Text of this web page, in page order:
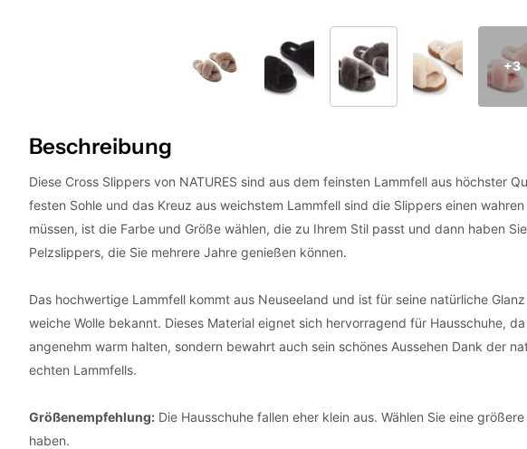
+3
Beschreibung
Diese Cross Slippers von NATURES sind aus dem feinsten Lammfell aus höchster
festen Sohle und das Kreuz aus weichstem Lammfell sind die Slippers einen wahren
müssen, ist die Farbe und Größe wählen, die zu Ihrem Stil passt und dann haben
Pelzslippers, die Sie mehrere Jahre genießen können.
Das hochwertige Lammfell kommt aus Neuseeland und ist für seine natürliche
weiche Wolle bekannt. Dieses Material eignet sich hervorragend für Hausschuhe,
angenehm warm halten, sondern bewahrt auch sein schönes Aussehen Dank der
echten Lammfells.
Größenempfehlung: Die Hausschuhe fallen eher klein aus. Wählen Sie eine
haben.